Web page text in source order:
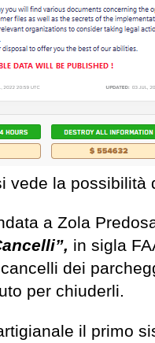
vede la possibilità
a Zola
in sigla
dei
per chiuderli.
il primo